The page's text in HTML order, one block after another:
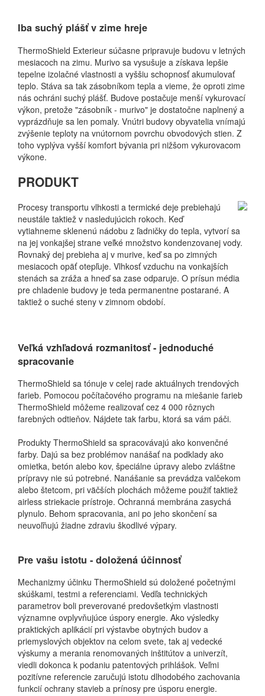
Iba suchý plášť v zime hreje
ThermoShield Exterieur súčasne pripravuje budovu v letných
mesiacoch na zimu. Murivo sa vysušuje a získava lepšie
tepelne izolačné vlastnosti a vyššiu schopnosť akumulovať
teplo. Stáva sa tak zásobníkom tepla a vieme, že oproti zime
nás ochráni suchý plášť. Budove postačuje menší vykurovací
výkon, pretože "zásobník - murivo" je dostatočne naplnený a
vyprázdňuje sa len pomaly. Vnútri budovy obyvatelia vnímajú
zvýšenie teploty na vnútornom povrchu obvodových stien. Z
toho vyplýva vyšší komfort bývania pri nižšom vykurovacom
výkone.
PRODUKT
Procesy transportu vlhkosti a termické deje prebiehajú
neustále taktiež v nasledujúcich rokoch. Keď
vytiahneme sklenenú nádobu z ľadničky do tepla, vytvorí sa
na jej vonkajšej strane veľké množstvo kondenzovanej vody.
Rovnaký dej prebieha aj v murive, keď sa po zimných
mesiacoch opäť otepľuje. Vlhkosť vzduchu na vonkajších
stenách sa zráža a hneď sa zase odparuje. O prísun média
pre chladenie budovy je teda permanentne postarané. A
taktiež o suché steny v zimnom období.
Veľká vzhľadová rozmanitosť - jednoduché
spracovanie
ThermoShield sa tónuje v celej rade aktuálnych trendových
farieb. Pomocou počítačového programu na miešanie farieb
ThermoShield môžeme realizovať cez 4 000 rôznych
farebných odtieňov. Nájdete tak farbu, ktorá sa vám páči.
Produkty ThermoShield sa spracovávajú ako konvenčné
farby. Dajú sa bez problémov nanášať na podklady ako
omietka, betón alebo kov, špeciálne úpravy alebo zvláštne
prípravy nie sú potrebné. Nanášanie sa prevádza valčekom
alebo štetcom, pri väčších plochách môžeme použiť taktiež
airless striekacie prístroje. Ochranná membrána zasychá
plynulo. Behom spracovania, ani po jeho skončení sa
neuvoľňujú žiadne zdraviu škodlivé výpary.
Pre vašu istotu - doložená účinnosť
Mechanizmy účinku ThermoShield sú doložené početnými
skúškami, testmi a referenciami. Vedľa technických
parametrov boli preverované predovšetkým vlastnosti
významne ovplyvňujúce úspory energie. Ako výsledky
praktických aplikácií pri výstavbe obytných budov a
priemyslových objektov na celom svete, tak aj vedecké
výskumy a merania renomovaných inštitútov a univerzít,
viedli dokonca k podaniu patentových prihlášok. Veľmi
pozitívne referencie zaručujú istotu dlhodobého zachovania
funkcií ochrany stavieb a prínosy pre úsporu energie.